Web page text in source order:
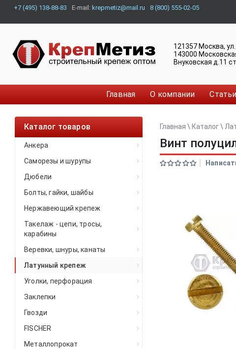
+7 (495) 138-88-83 E-mail: krepmetiz@mail.ru 8 (800) 555-02-05
121357 Москва,
143000
Внуковская д.11
Главная О компании Статьи
Каталог товаров
Анкера
Саморезы и шурупы
Дюбели
Болты, гайки, шайбы
Нержавеющий крепеж
Такелаж - цепи, тросы,
карабины
Веревки, шнуры, канаты
Латунный крепеж
Уголки, перфорация
Заклепки
Гвозди
FISCHER
Металлопрокат
Главная \ Каталог\
Винт